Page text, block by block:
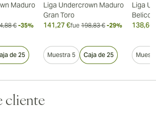
Maduro
€ -35%
de 25
Liga Undercrown Maduro
Gran Toro
141,27 €fue 198,83 € -29%
Muestra 5 Caja de 25
Liga
138,66
cliente